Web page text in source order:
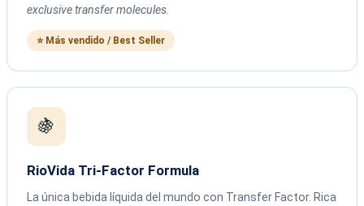
exclusive transfer molecules.
⭐ Más vendido / Best Seller
🍇
RioVida Tri-Factor Formula
La única bebida líquida del mundo con Transfer Factor. Rica